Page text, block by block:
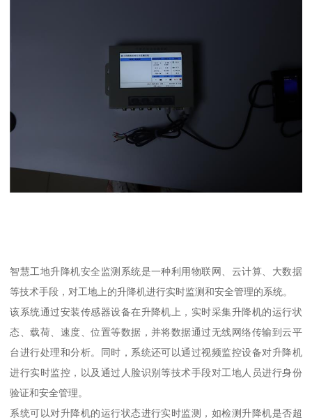
智慧工地升降机安全监测系统是一种利用物联网、云计算、大数据
等技术手段，对工地上的升降机进行实时监测和安全管理的系统。
该系统通过安装传感器设备在升降机上，实时采集升降机的运行状
态、载荷、速度、位置等数据，并将数据通过无线网络传输到云平
台进行处理和分析。同时，系统还可以通过视频监控设备对升降机
进行实时监控，以及通过人脸识别等技术手段对工地人员进行身份
验证和安全管理。
系统可以对升降机的运行状态进行实时监测，如检测升降机是否超